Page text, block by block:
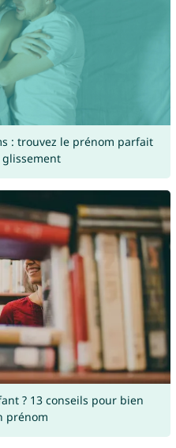
: trouvez le prénom parfait
glissement
? 13 conseils pour bien
prénom